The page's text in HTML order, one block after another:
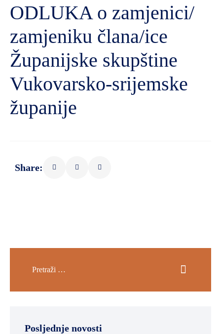
ODLUKA o zamjenici/
zamjeniku člana/ice
Županijske skupštine
Vukovarsko-srijemske
županije
Share:
Posljednje novosti